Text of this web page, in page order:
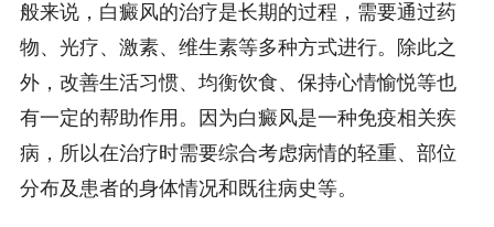
般来说，白癜风的治疗是长期的过程，需要通过药
物、光疗、激素、维生素等多种方式进行。除此之
外，改善生活习惯、均衡饮食、保持心情愉悦等也
有一定的帮助作用。因为白癜风是一种免疫相关疾
病，所以在治疗时需要综合考虑病情的轻重、部位
分布及患者的身体情况和既往病史等。